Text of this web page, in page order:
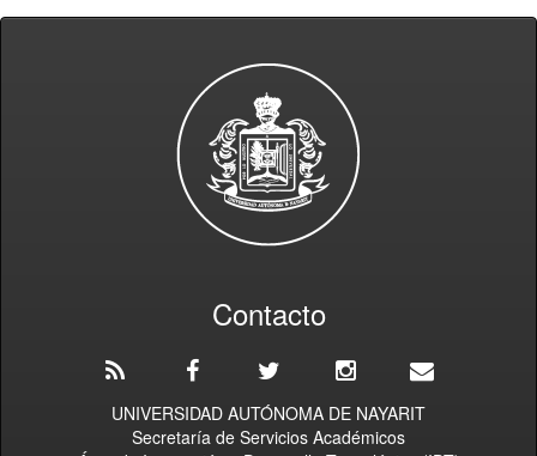
Contacto
UNIVERSIDAD AUTÓNOMA DE NAYARIT
Secretaría de Servicios Académicos